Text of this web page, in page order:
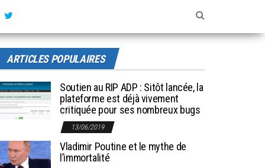
ARTICLES POPULAIRES
Soutien au RIP ADP : Sitôt lancée, la
plateforme est déjà vivement
critiquée pour ses nombreux bugs
13/06/2019
Vladimir Poutine et le mythe de
l’immortalité